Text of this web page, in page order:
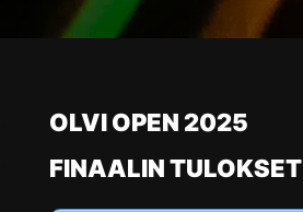
OLVI OPEN 2025
FINAALIN TULOKSET